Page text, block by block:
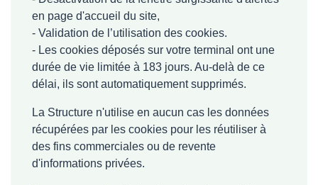
en page d'accueil du site,
- Validation de l’utilisation des cookies.
- Les cookies déposés sur votre terminal ont une
durée de vie limitée à 183 jours. Au-delà de ce
délai, ils sont automatiquement supprimés.
La Structure n'utilise en aucun cas les données
récupérées par les cookies pour les réutiliser à
des fins commerciales ou de revente
d'informations privées.